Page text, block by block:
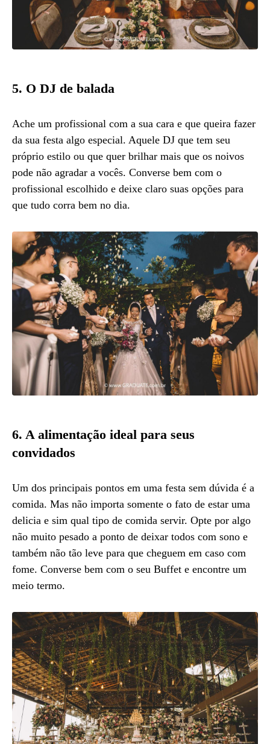
5. O DJ de balada
Ache um profissional com a sua cara e que queira fazer
da sua festa algo especial. Aquele DJ que tem seu
próprio estilo ou que quer brilhar mais que os noivos
pode não agradar a vocês. Converse bem com o
profissional escolhido e deixe claro suas opções para
que tudo corra bem no dia.
6. A alimentação ideal para seus
convidados
Um dos principais pontos em uma festa sem dúvida é a
comida. Mas não importa somente o fato de estar uma
delicia e sim qual tipo de comida servir. Opte por algo
não muito pesado a ponto de deixar todos com sono e
também não tão leve para que cheguem em caso com
fome. Converse bem com o seu Buffet e encontre um
meio termo.